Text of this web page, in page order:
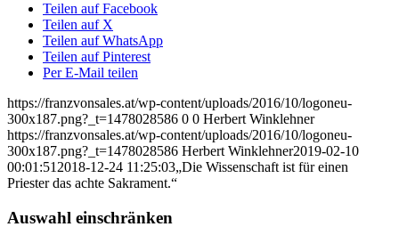
Teilen auf Facebook
Teilen auf X
Teilen auf WhatsApp
Teilen auf Pinterest
Per E-Mail teilen
https://franzvonsales.at/wp-content/uploads/2016/10/logoneu-
300x187.png?_t=1478028586 0 0 Herbert Winklehner
https://franzvonsales.at/wp-content/uploads/2016/10/logoneu-
300x187.png?_t=1478028586 Herbert Winklehner2019-02-10
00:01:51 2018-12-24 11:25:03„Die Wissenschaft ist für einen
Priester das achte Sakrament.“
Auswahl einschränken